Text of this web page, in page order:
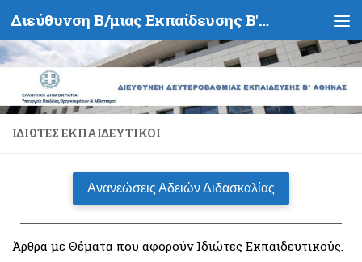
Skip to content Διεύθυνση Β/μιας Εκπαίδευσης Β' Αθήνας - Υπουργείο Παιδείας, Θρησκευμάτων και Αθλητισμού- Ελληνική Δημοκρατία
ΙΔΙΏΤΕΣ ΕΚΠΑΙΔΕΥΤΙΚΟΊ
Ανανεώσεις Αδειών Διδασκαλίας
Άρθρα με Θέματα που αφορούν Ιδιώτες Εκπαιδευτικούς.